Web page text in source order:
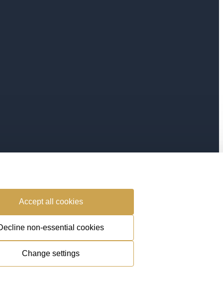
Accept all cookies
non-essential cookies
Change settings